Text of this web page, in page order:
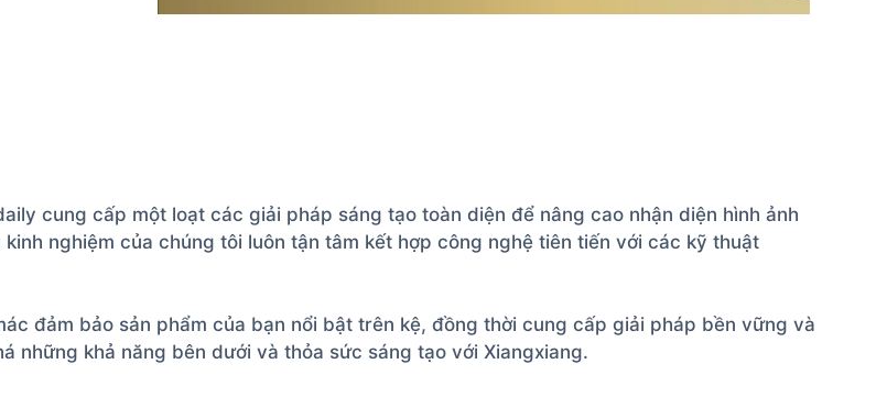
cung cấp một loạt các giải pháp sáng tạo toàn diện để nâng cao nhận diện hình ảnh
nghiệm của chúng tôi luôn tận tâm kết hợp công nghệ tiên tiến với các kỹ thuật
đảm bảo sản phẩm của bạn nổi bật trên kệ, đồng thời cung cấp giải pháp bền vững và
những khả năng bên dưới và thỏa sức sáng tạo với Xiangxiang.